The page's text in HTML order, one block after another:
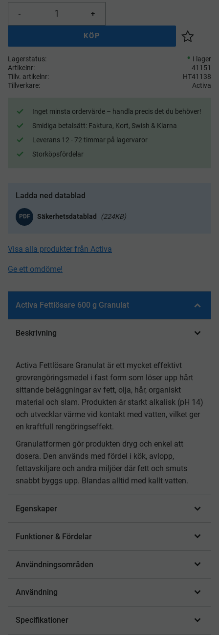
+
-
KÖP
Lägg till
Lagerstatus
I lager
Artikelnr
41151
Tillv. artikelnr
HT41138
Tillverkare
Activa
Inget minsta ordervärde – handla precis det du behöver!
Smidiga betalsätt: Faktura, Kort, Swish & Klarna
Leverans 12 - 72 timmar på lagervaror
Storköpsfördelar
Ladda ned datablad
PDF 224KB
Visa alla produkter från Activa
Ge ett omdöme!
Activa Fettlösare 600 g Granulat
Beskrivning
Activa Fettlösare Granulat är ett mycket effektivt
grovrengöringsmedel i fast form som löser upp hårt
sittande beläggningar av fett, olja, hår, organiskt
material och slam. Produkten är starkt alkalisk (pH 14)
och utvecklar värme vid kontakt med vatten, vilket ger
en kraftfull rengöringseffekt.
Granulatformen gör produkten dryg och enkel att
dosera. Den används med fördel i kök, avlopp,
fettavskiljare och andra miljöer där fett och smuts
snabbt byggs upp. Blandas alltid med kallt vatten.
Egenskaper
Funktioner & Fördelar
Användningsområden
Användning
Specifikationer